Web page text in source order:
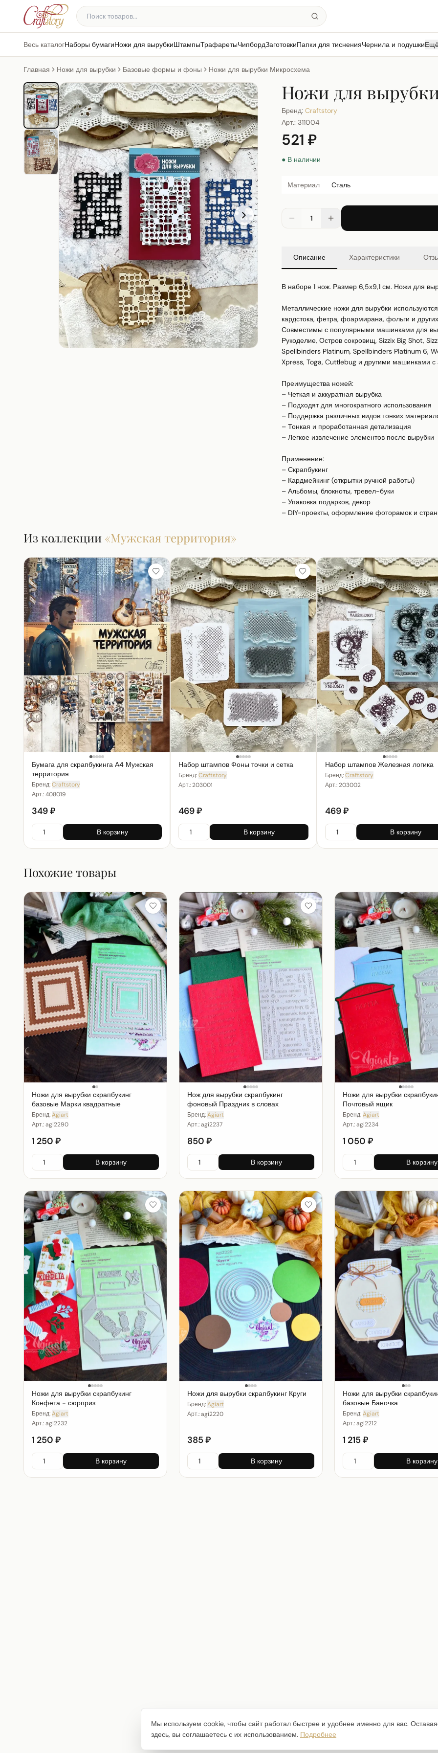
Весь каталогНаборы бумагиНожи для вырубкиШтампыТрафаретыЧипбордЗаготовкиПапки для тисненияЧернила и подушки
Главная Ножи для вырубки Базовые формы и фоны Ножи для вырубки Микросхема
Ножи для
Бренд: Craftstory
Арт.: 311004
521 ₽
● В наличии
Материал Сталь
1
Описание Характеристики
В наборе 1 нож. Размер 6,5х9,1 см. Ножи для
Металлические ножи для вырубки
кардстока, фетра, фоармирана, фольги и
Совместимы с популярными машинками для
Рукоделие, Остров сокровищ, Sizzix Big Shot,
Spellbinders Platinum, Spellbinders Platinum 6,
Xpress, Toga, Cuttlebug и другими машинками
Преимущества ножей:
– Четкая и аккуратная вырубка
– Подходят для многократного использования
– Поддержка различных видов тонких
– Тонкая и проработанная детализация
– Легкое извлечение элементов после вырубки
Применение:
– Скрапбукинг
– Кардмейкинг (открытки ручной работы)
– Альбомы, блокноты, тревел-буки
– Упаковка подарков, декор
– DIY-проекты, оформление фоторамок и
Из коллекции «Мужская территория»
Бумага для скрапбукинга А4 Мужская
территория
Бренд:Craftstory
Арт.:408019
349 ₽
В корзину
Набор штампов Фоны точки и сетка
Бренд:Craftstory
Арт.:203001
469 ₽
В корзину
Набор штампов Железная логика
Бренд:Craftstory
Арт.:203002
469 ₽
В корзину
Похожие товары
Ножи для вырубки скрапбукинг
базовые Марки квадратные
Бренд:Agiart
Арт.:agi2290
1 250 ₽
В корзину
Нож для вырубки скрапбукинг
фоновый Праздник в словах
Бренд:Agiart
Арт.:agi2237
850 ₽
В корзину
Ножи для вырубки
Почтовый ящик
Бренд:Agiart
Арт.:agi2234
1 050 ₽
В корзину
Ножи для вырубки скрапбукинг
Конфета - сюрприз
Бренд:Agiart
Арт.:agi2232
1 250 ₽
В корзину
Ножи для вырубки скрапбукинг Круги
Бренд:Agiart
Арт.:agi2220
385 ₽
В корзину
Ножи для вырубки
базовые Баночка
Бренд:Agiart
Арт.:agi2212
1 215 ₽
В корзину
Мы используем cookie, чтобы сайт работал быстрее и удобнее именно для вас.
здесь, вы соглашаетесь с их использованием. Подробнее